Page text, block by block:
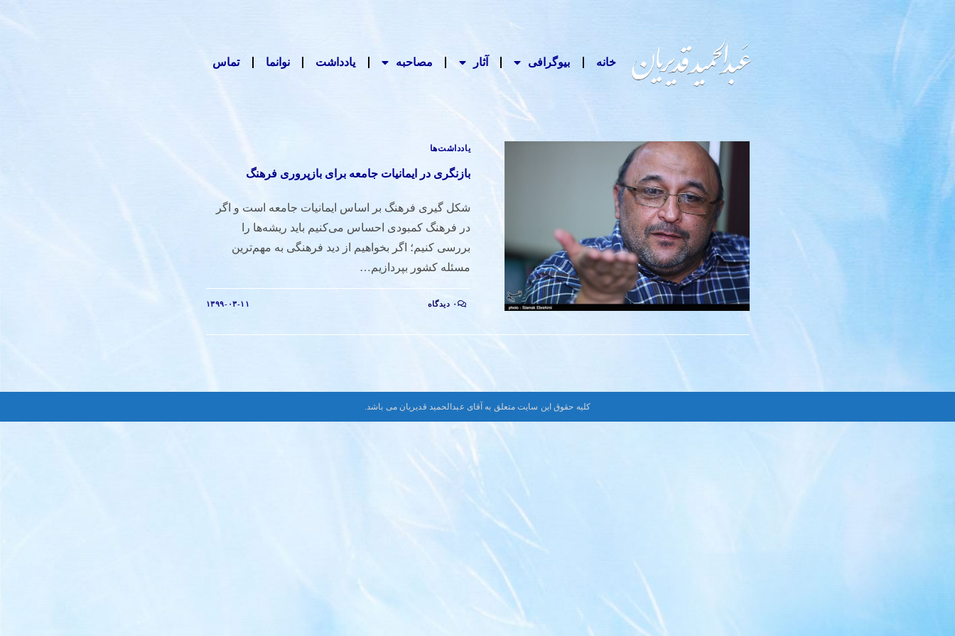
خانه بیوگرافی آثار مصاحبه‌ یادداشت‌ نوانما تماس
یادداشت‌ها
بازنگری در ایمانیات جامعه برای بازپروری فرهنگ
شکل گیری فرهنگ بر اساس ایمانیات جامعه است و اگر
در فرهنگ کمبودی احساس می‌کنیم باید ریشه‌ها را
بررسی کنیم؛ اگر بخواهیم از دید فرهنگی به مهم‌ترین
مسئله کشور بپردازیم…
۰ دیدگاه ۱۳۹۹-۰۳-۱۱
کلیه حقوق این سایت متعلق به آقای عبدالحمید قدیریان می باشد.